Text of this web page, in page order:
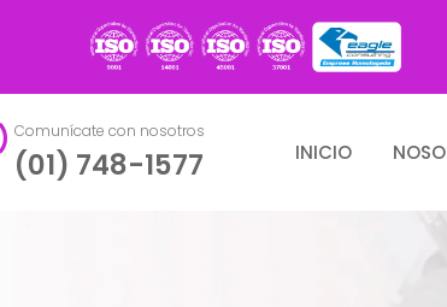
Comunícate con nosotros
(01) 748-1577 INICIO